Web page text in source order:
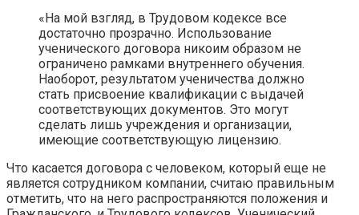
«На мой взгляд, в Трудовом кодексе все
достаточно прозрачно. Использование
ученического договора никоим образом не
ограничено рамками внутреннего обучения.
Наоборот, результатом ученичества должно
стать присвоение квалификации с выдачей
соответствующих документов. Это могут
сделать лишь учреждения и организации,
имеющие соответствующую лицензию.
Что касается договора с человеком, который еще не
является сотрудником компании, считаю правильным
отметить, что на него распространяются положения и